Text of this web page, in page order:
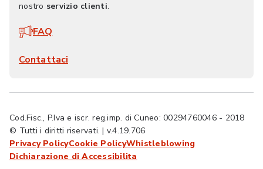
nostro servizio clienti.
FAQ
Contattaci
Cod.Fisc., P.Iva e iscr. reg.imp. di Cuneo: 00294760046 - 2018
© Tutti i diritti riservati. | v.4.19.706
Privacy PolicyCookie PolicyWhistleblowing
Dichiarazione di Accessibilita